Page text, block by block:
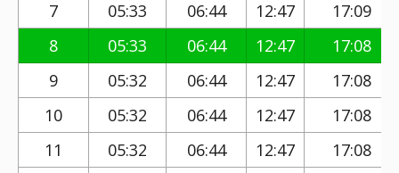
7
05:33 06:44 12:47
17:09
8
05:33 06:44 12:47
17:08
9
05:32 06:44 12:47
17:08
10
05:32 06:44 12:47
17:08
11
05:32 06:44 12:47
17:08